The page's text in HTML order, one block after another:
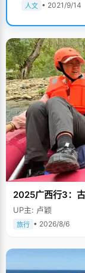
人文 • 2021/9/14
2025广西行3：
UP主: 卢颖
旅行 • 2026/8/6